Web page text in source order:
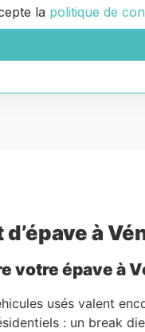
la politique de
d’épave à
votre épave à
usés valent
: un break